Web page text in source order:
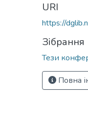
URI
https://
Зібрання
Тези
Повна